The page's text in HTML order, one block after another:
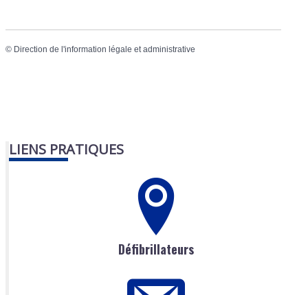
© Direction de l'information légale et administrative
LIENS PRATIQUES
Défibrillateurs